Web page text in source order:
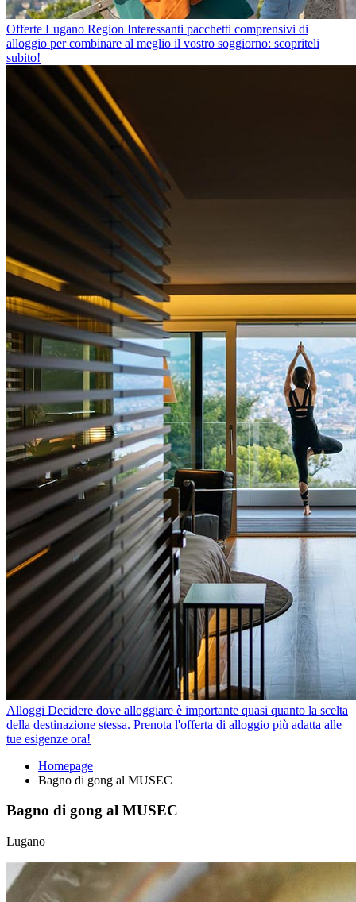
Offerte Lugano Region Interessanti pacchetti comprensivi di
alloggio per combinare al meglio il vostro soggiorno: scopriteli
subito!
Alloggi Decidere dove alloggiare è importante quasi quanto la scelta
della destinazione stessa. Prenota l'offerta di alloggio più adatta alle
tue esigenze ora!
Homepage
Bagno di gong al MUSEC
Bagno di gong al MUSEC
Lugano